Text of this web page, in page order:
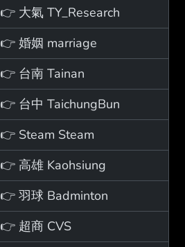
👉 大氣 TY_Research
👉 婚姻 marriage
👉 台南 Tainan
👉 台中 TaichungBun
👉 Steam Steam
👉 高雄 Kaohsiung
👉 羽球 Badminton
👉 超商 CVS